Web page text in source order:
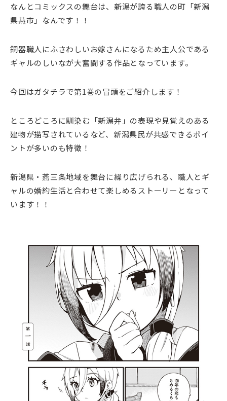
なんとコミックスの舞台は、新潟が誇る職人の町「新潟
県燕市」なんです！！
銅器職人にふさわしいお嫁さんになるため主人公である
ギャルのしいなが大奮闘する作品となっています。
今回はガタチラで第1巻の冒頭をご紹介します！
ところどころに馴染む「新潟弁」の表現や見覚えのある
建物が描写されているなど、新潟県民が共感できるポイ
ントが多いのも特徴！
新潟県・燕三条地域を舞台に繰り広げられる、職人とギ
ャルの婚約生活と合わせて楽しめるストーリーとなって
います！！